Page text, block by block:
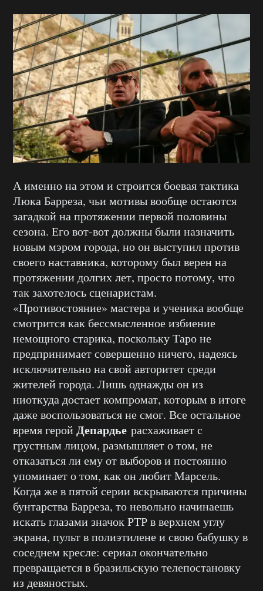
А именно на этом и строится боевая тактика
Люка Барреза, чьи мотивы вообще остаются
загадкой на протяжении первой половины
сезона. Его вот-вот должны были назначить
новым мэром города, но он выступил против
своего наставника, которому был верен на
протяжении долгих лет, просто потому, что
так захотелось сценаристам.
«Противостояние» мастера и ученика вообще
смотрится как бессмысленное избиение
немощного старика, поскольку Таро не
предпринимает совершенно ничего, надеясь
исключительно на свой авторитет среди
жителей города. Лишь однажды он из
ниоткуда достает компромат, которым в итоге
даже воспользоваться не смог. Все остальное
время герой Депардье расхаживает с
грустным лицом, размышляет о том, не
отказаться ли ему от выборов и постоянно
упоминает о том, как он любит Марсель.
Когда же в пятой серии вскрываются причины
бунтарства Барреза, то невольно начинаешь
искать глазами значок РТР в верхнем углу
экрана, пульт в полиэтилене и свою бабушку в
соседнем кресле: сериал окончательно
превращается в бразильскую телепостановку
из девяностых.